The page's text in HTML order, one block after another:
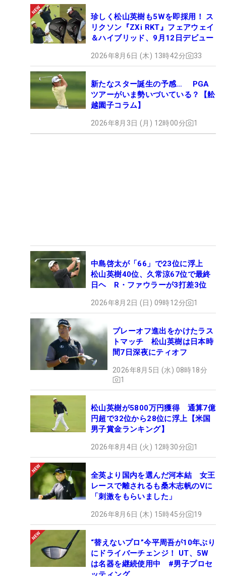
珍しく松山英樹も5Wを即採用！ ス
リクソン『ZXi RKT』フェアウェイ
＆ハイブリッド、9月12日デビュー
2026年8月6日 (木) 13時42分 33
新たなスター誕生の予感… PGA
ツアーがいま勢いづいている？【舩
越園子コラム】
2026年8月3日 (月) 12時00分 1
中島啓太が「66」で23位に浮上
松山英樹40位、久常涼67位で最終
日ヘ R・ファウラーが3打差3位
2026年8月2日 (日) 09時12分 1
プレーオフ進出をかけたラス
トマッチ 松山英樹は日本時
間7日深夜にティオフ
2026年8月5日 (水) 08時18分
1
松山英樹が5800万円獲得 通算7億
円超で32位から28位に浮上【米国
男子賞金ランキング】
2026年8月4日 (火) 12時30分 1
全英より国内を選んだ河本結 女王
レースで離されるも桑木志帆のVに
「刺激をもらいました」
2026年8月6日 (木) 15時45分 19
“替えないプロ”今平周吾が10年ぶり
にドライバーチェンジ！ UT、5W
は名器を継続使用中 #男子プロセ